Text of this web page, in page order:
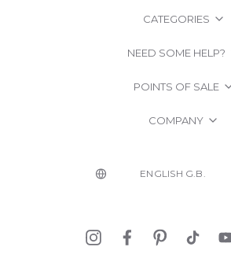
CATEGORIES
NEED SOME HELP?
POINTS OF SALE
COMPANY